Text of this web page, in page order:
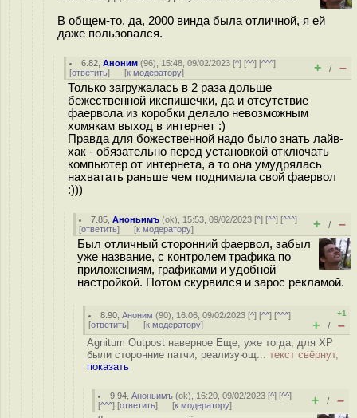
В общем-то, да, 2000 винда была отличной, я ей
даже пользовался.
6.82 ,Аноним (96), 15:48, 09/02/2023 [^] [^^] [^^^]
[ответить] [к модератору] + / –
Только загружалась в 2 раза дольше
бежественной икспишечки, да и отсутствие
фаервола из коробки делало невозможным
хомякам выход в интернет :)
Правда для божественной надо было знать лайв-
хак - обязательно перед установкой отключать
компьютер от интернета, а то она умудрялась
нахватать раньше чем поднимала свой фаервол
:)))
7.85 ,Аноньимъ (ok), 15:53, 09/02/2023 [^] [^^] [^^^]
[ответить] [к модератору] + / –
Был отличный сторонний фаервол, забыл
уже название, с контролем трафика по
приложениям, графиками и удобной
настройкой. Потом скурвился и зарос рекламой.
8.90 ,Аноним (90), 16:06, 09/02/2023 [^] [^^] [^^^]
[ответить] [к модератору]
+1
+ / –
Agnitum Outpost наверное Еще, уже тогда, для XP
были сторонние патчи, реализующ... текст свёрнут,
показать
9.94 ,Аноньимъ (ok), 16:20, 09/02/2023 [^] [^^]
[^^^] [ответить] [к модератору] + / –